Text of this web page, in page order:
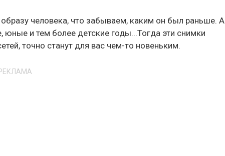
человека, что забываем, каким он был раньше. А
и тем более детские годы...Тогда эти снимки
точно станут для вас чем-то новеньким.